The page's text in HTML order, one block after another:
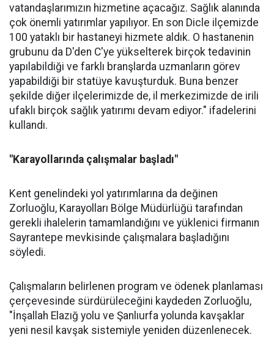
vatandaşlarımızın hizmetine açacağız. Sağlık alanında
çok önemli yatırımlar yapılıyor. En son Dicle ilçemizde
100 yataklı bir hastaneyi hizmete aldık. O hastanenin
grubunu da D'den C'ye yükselterek birçok tedavinin
yapılabildiği ve farklı branşlarda uzmanların görev
yapabildiği bir statüye kavuşturduk. Buna benzer
şekilde diğer ilçelerimizde de, il merkezimizde de irili
ufaklı birçok sağlık yatırımı devam ediyor." ifadelerini
kullandı.
"Karayollarında çalışmalar başladı"
Kent genelindeki yol yatırımlarına da değinen
Zorluoğlu, Karayolları Bölge Müdürlüğü tarafından
gerekli ihalelerin tamamlandığını ve yüklenici firmanın
Sayrantepe mevkisinde çalışmalara başladığını
söyledi.
Çalışmaların belirlenen program ve ödenek planlaması
çerçevesinde sürdürüleceğini kaydeden Zorluoğlu,
"İnşallah Elazığ yolu ve Şanlıurfa yolunda kavşaklar
yeni nesil kavşak sistemiyle yeniden düzenlenecek.